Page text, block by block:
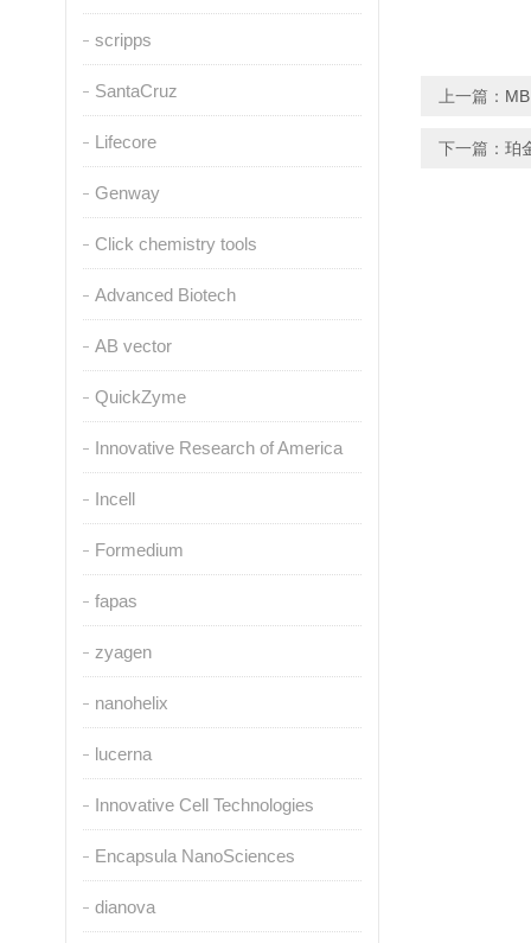
scripps
SantaCruz
Lifecore
Genway
Click chemistry tools
Advanced Biotech
AB vector
QuickZyme
Innovative Research of America
Incell
Formedium
fapas
zyagen
nanohelix
lucerna
Innovative Cell Technologies
Encapsula NanoSciences
dianova
上一篇：
下一篇： 珀